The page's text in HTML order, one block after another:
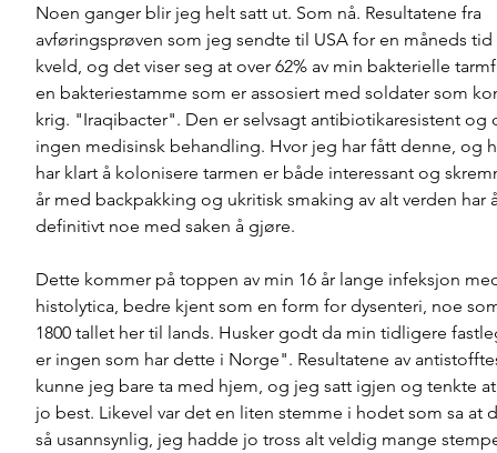
Noen ganger blir jeg helt satt ut. Som nå. Resultatene fra
avføringsprøven som jeg sendte til USA for en måneds
kveld, og det viser seg at over 62% av min bakterielle
en bakteriestamme som er assosiert med soldater som
krig. "Iraqibacter". Den er selvsagt antibiotikaresistent og
ingen medisinsk behandling. Hvor jeg har fått denne, og
har klart å kolonisere tarmen er både interessant og
år med backpakking og ukritisk smaking av alt verden har
definitivt noe med saken å gjøre.
Dette kommer på toppen av min 16 år lange infeksjon
histolytica, bedre kjent som en form for dysenteri, noe
1800 tallet her til lands. Husker godt da min tidligere
er ingen som har dette i Norge". Resultatene av
kunne jeg bare ta med hjem, og jeg satt igjen og tenkte
jo best. Likevel var det en liten stemme i hodet som sa at
så usannsynlig, jeg hadde jo tross alt veldig mange